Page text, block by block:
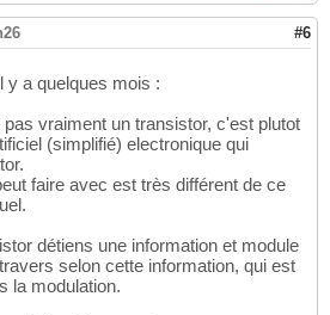
#6
y a quelques mois :
vraiment un transistor, c'est plutot
(simplifié) electronique qui
faire avec est très différent de ce
détiens une information et module
selon cette information, qui est
la modulation.